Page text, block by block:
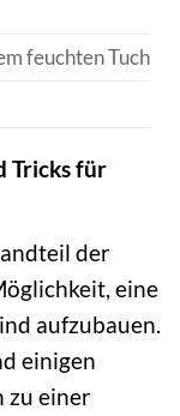
feuchten Tuch
Tricks für
der
eine
aufzubauen.
einigen
zu einer